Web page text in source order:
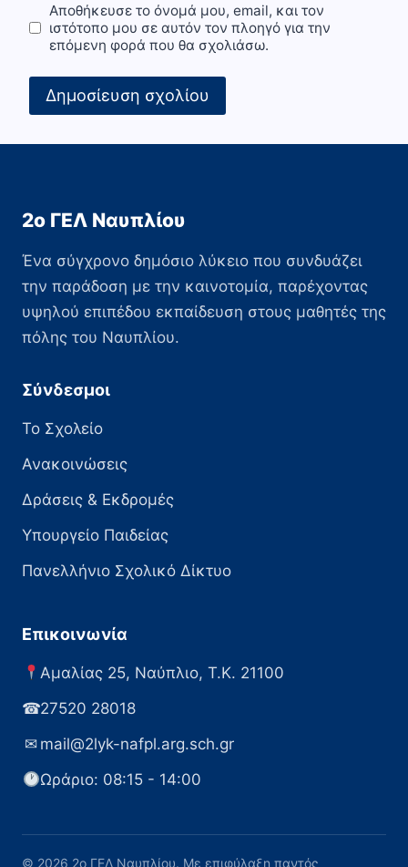
Αποθήκευσε το όνομά μου, email, και τον
ιστότοπο μου σε αυτόν τον πλοηγό για την
επόμενη φορά που θα σχολιάσω.
2ο ΓΕΛ Ναυπλίου
Ένα σύγχρονο δημόσιο λύκειο που συνδυάζει
την παράδοση με την καινοτομία, παρέχοντας
υψηλού επιπέδου εκπαίδευση στους μαθητές της
πόλης του Ναυπλίου.
Σύνδεσμοι
Το Σχολείο
Ανακοινώσεις
Δράσεις & Εκδρομές
Υπουργείο Παιδείας
Πανελλήνιο Σχολικό Δίκτυο
Επικοινωνία
Αμαλίας 25, Ναύπλιο, Τ.Κ. 21100
☎27520 28018
✉ mail@2lyk-nafpl.arg.sch.gr
Ωράριο: 08:15 - 14:00
© 2026 2ο ΓΕΛ Ναυπλίου. Με επιφύλαξη παντός